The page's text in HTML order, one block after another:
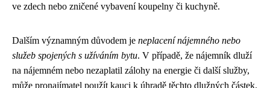
ve zdech nebo zničené vybavení koupelny či kuchyně.
Dalším významným důvodem je neplacení nájemného nebo
služeb spojených s užíváním bytu. V případě, že nájemník dluží
na nájemném nebo nezaplatil zálohy na energie či další služby,
může pronajímatel použít kauci k úhradě těchto dlužných částek.